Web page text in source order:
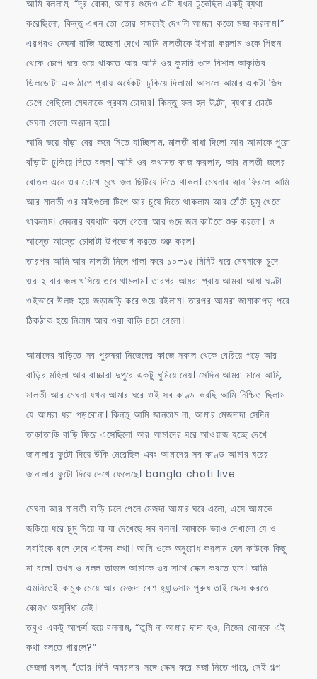
আমি বললাম, “দূর বোকা, আমার গুদেও এটা যখন ঢুকেছিল একটু ব্যথা
করেছিলো, কিন্তু এখন তো তোর সামনেই দেখলি আমরা কতো মজা করলাম।”
এরপরও মেঘনা রাজি হচ্ছেনা দেখে আমি মালতীকে ইশারা করলাম ওকে পিছন
থেকে চেপে ধরে শুয়ে থাকতে আর আমি ওর কুমারি গুদে বিশাল আকৃতির
ডিলডোটা এক ঠাপে প্রায় অর্ধেকটা ঢুকিয়ে দিলাম। আসলে আমার একটা জিদ
চেপে গেছিলো মেঘনাকে প্রথম চোদার। কিন্তু ফল হল উল্টো, ব্যথার চোটে
মেঘনা গেলো অঞ্জান হয়ে।
আমি ভয়ে বাঁড়া বের করে নিতে যাচ্ছিলাম, মালতী বাধা দিলো আর আমাকে পুরো
বাঁড়াটা ঢুকিয়ে দিতে বলল। আমি ওর কথামত কাজ করলাম, আর মালতী জলের
বোতল এনে ওর চোখে মুখে জল ছিটিয়ে দিতে থাকল। মেঘনার ঞ্জান ফিরলে আমি
আর মালতী ওর মাইগুলো টিপে আর চুষে দিতে থাকলাম আর ঠোঁটে চুমু খেতে
থাকলাম। মেঘনার ব্যথাটা কমে গেলো আর গুদে জল কাটতে শুরু করলো। ও
আস্তে আস্তে চোদাটা উপভোগ করতে শুরু করল।
তারপর আমি আর মালতী মিলে পালা করে ১০-১৫ মিনিট ধরে মেঘনাকে চুদে
ওর ২ বার জল খসিয়ে তবে থামলাম। তারপর আমরা প্রায় আমরা আধা ঘণ্টা
ওইভাবে উলঙ্গ হয়ে জড়াজড়ি করে শুয়ে রইলাম। তারপর আমরা জামাকাপড় পরে
ঠিকঠাক হয়ে নিলাম আর ওরা বাড়ি চলে গেলো।
আমাদের বাড়িতে সব পুরুষরা নিজেদের কাজে সকাল থেকে বেরিয়ে পড়ে আর
বাড়ির মহিলা আর বাচ্চারা দুপুরে একটু ঘুমিয়ে নেয়। সেদিন আমরা মানে আমি,
মালতী আর মেঘনা যখন আমার ঘরে ওই সব কাণ্ড করছি আমি নিশ্চিত ছিলাম
যে আমরা ধরা পড়বোনা। কিন্তু আমি জানতাম না, আমার মেজদাদা সেদিন
তাড়াতাড়ি বাড়ি ফিরে এসেছিলো আর আমাদের ঘরে আওয়াজ হচ্ছে দেখে
জানালার ফুটো দিয়ে উঁকি মেরেছিল এবং আমাদের সব কাণ্ড আমার ঘরের
জানালার ফুটো দিয়ে দেখে ফেলেছে। bangla choti live
মেঘনা আর মালতী বাড়ি চলে গেলে মেজদা আমার ঘরে এলো, এসে আমাকে
জড়িয়ে ধরে চুমু দিয়ে যা যা দেখেছে সব বলল। আমাকে ভয়ও দেখালো যে ও
সবাইকে বলে দেবে এইসব কথা। আমি ওকে অনুরোধ করলাম যেন কাউকে কিছু
না বলে। তখন ও বলল তাহলে আমাকে ওর সাথে সেক্স করতে হবে। আমি
এমনিতেই কামুক মেয়ে আর মেজদা বেশ হ্যান্ডসাম পুরুষ তাই সেক্স করতে
কোনও অসুবিধা নেই।
তবুও একটু আশ্চর্য হয়ে বললাম, “তুমি না আমার দাদা হও, নিজের বোনকে এই
কথা বলতে পারলে?”
মেজদা বলল, “তোর দিদি অমরদার সঙ্গে সেক্স করে মজা নিতে পারে, সেই গল্প